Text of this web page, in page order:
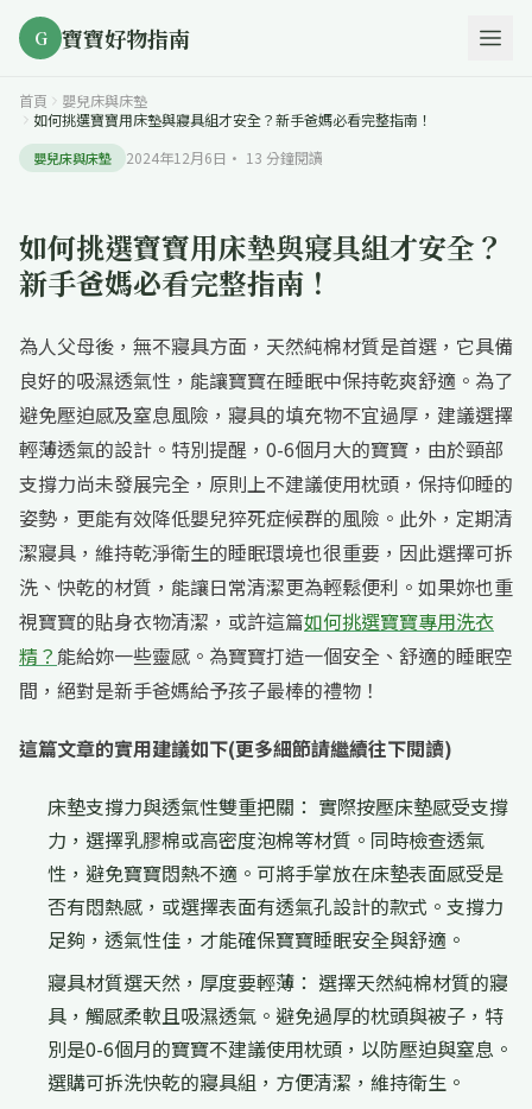
G 寶寶好物指南
首頁
嬰兒床與床墊
如何挑選寶寶用床墊與寢具組才安全？新手爸媽必看完整指南！
嬰兒床與床墊 2024年12月6日 · 13 分鐘閱讀
如何挑選寶寶用床墊與寢具組才安全？
新手爸媽必看完整指南！
為人父母後，無不寢具方面，天然純棉材質是首選，它具備
良好的吸濕透氣性，能讓寶寶在睡眠中保持乾爽舒適。為了
避免壓迫感及窒息風險，寢具的填充物不宜過厚，建議選擇
輕薄透氣的設計。特別提醒，0-6個月大的寶寶，由於頸部
支撐力尚未發展完全，原則上不建議使用枕頭，保持仰睡的
姿勢，更能有效降低嬰兒猝死症候群的風險。此外，定期清
潔寢具，維持乾淨衛生的睡眠環境也很重要，因此選擇可拆
洗、快乾的材質，能讓日常清潔更為輕鬆便利。如果妳也重
視寶寶的貼身衣物清潔，或許這篇如何挑選寶寶專用洗衣
精？ 能給妳一些靈感。為寶寶打造一個安全、舒適的睡眠空
間，絕對是新手爸媽給予孩子最棒的禮物！
這篇文章的實用建議如下(更多細節請繼續往下閱讀)
床墊支撐力與透氣性雙重把關： 實際按壓床墊感受支撐
力，選擇乳膠棉或高密度泡棉等材質。同時檢查透氣
性，避免寶寶悶熱不適。可將手掌放在床墊表面感受是
否有悶熱感，或選擇表面有透氣孔設計的款式。支撐力
足夠，透氣性佳，才能確保寶寶睡眠安全與舒適。
寢具材質選天然，厚度要輕薄： 選擇天然純棉材質的寢
具，觸感柔軟且吸濕透氣。避免過厚的枕頭與被子，特
別是0-6個月的寶寶不建議使用枕頭，以防壓迫與窒息。
選購可拆洗快乾的寢具組，方便清潔，維持衛生。